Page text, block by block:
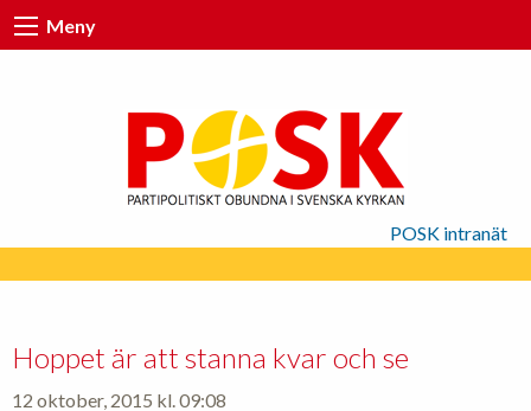
Meny
POSK intranät
Hoppet är att stanna kvar och se
12 oktober, 2015 kl. 09:08